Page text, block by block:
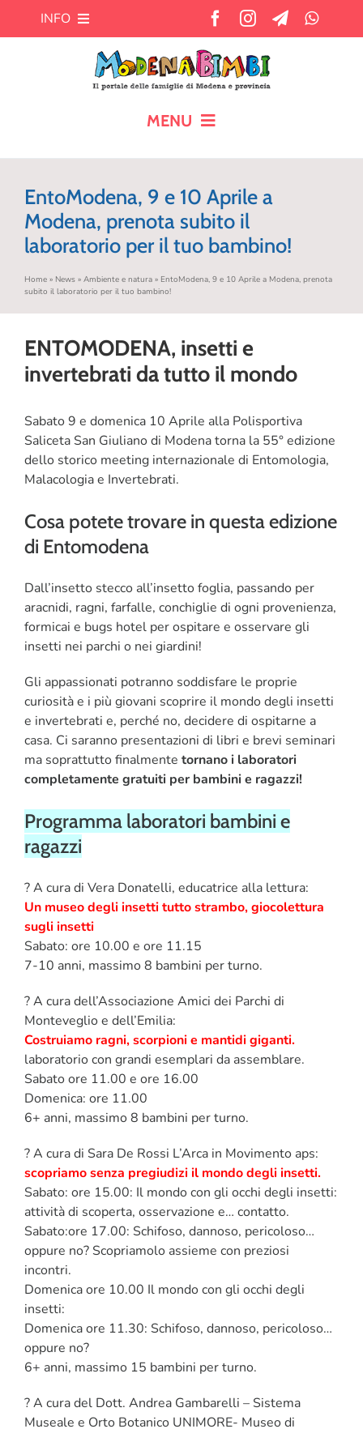
INFO
Chi siamo
Newsletter
Contatti
MENU
CALENDARIO
TEMPO LIBERO
SALUTE
PUBBLICITÀ
SEGNALA UN EVENTO
PER:
EntoModena, 9 e 10 Aprile a
Modena, prenota subito il
laboratorio per il tuo bambino!
Home» News» Ambiente e natura» EntoModena, 9 e 10 Aprile a Modena, prenota
subito il laboratorio per il tuo bambino!
ENTOMODENA, insetti e
invertebrati da tutto il mondo
Sabato 9 e domenica 10 Aprile alla Polisportiva
Saliceta San Giuliano di Modena torna la 55° edizione
dello storico meeting internazionale di Entomologia,
Malacologia e Invertebrati.
Cosa potete trovare in questa edizione
di Entomodena
Dall’insetto stecco all’insetto foglia, passando per
aracnidi, ragni, farfalle, conchiglie di ogni provenienza,
formicai e bugs hotel per ospitare e osservare gli
insetti nei parchi o nei giardini!
Gli appassionati potranno soddisfare le proprie
curiosità e i più giovani scoprire il mondo degli insetti
e invertebrati e, perché no, decidere di ospitarne a
casa. Ci saranno presentazioni di libri e brevi seminari
ma soprattutto finalmente tornano i laboratori
completamente gratuiti per bambini e ragazzi!
Programma laboratori bambini e
ragazzi
? A cura di Vera Donatelli, educatrice alla lettura:
Un museo degli insetti tutto strambo, giocolettura
sugli insetti
Sabato: ore 10.00 e ore 11.15
7-10 anni, massimo 8 bambini per turno.
?️ A cura dell’Associazione Amici dei Parchi di
Monteveglio e dell’Emilia:
Costruiamo ragni, scorpionie mantidi giganti.
laboratorio con grandi esemplari da assemblare.
Sabato ore 11.00 e ore 16.00
Domenica: ore 11.00
6+ anni, massimo 8 bambini per turno.
? A cura di Sara De Rossi L’Arca in Movimento aps:
scopriamo senza pregiudizi il mondo degli insetti.
Sabato: ore 15.00: Il mondo con gli occhi degli insetti:
attività di scoperta, osservazione e… contatto.
Sabato:ore 17.00: Schifoso, dannoso, pericoloso…
oppure no? Scopriamolo assieme con preziosi
incontri.
Domenica ore 10.00 Il mondo con gli occhi degli
insetti:
Domenica ore 11.30: Schifoso, dannoso, pericoloso…
oppure no?
6+ anni, massimo 15 bambini per turno.
? A cura del Dott. Andrea Gambarelli – Sistema
Museale e Orto Botanico UNIMORE- Museo di